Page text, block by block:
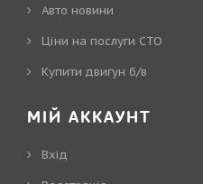
Авто новини
Ціни на послуги СТО
Купити двигун б/в
МІЙ АККАУНТ
Вхід